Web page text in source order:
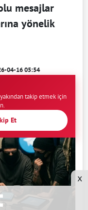
mesajlar
yönelik
04-16 05:54
takip etmek için
Et
x